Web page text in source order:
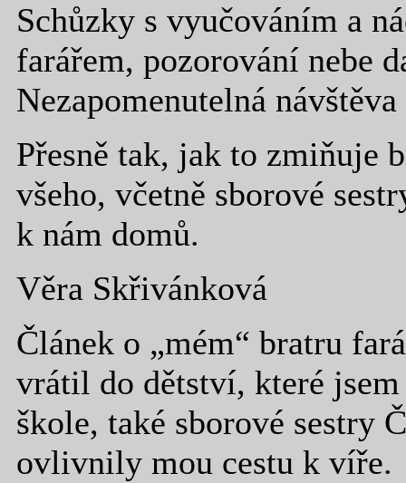
Schůzky s vyučováním a
farářem, pozorování nebe
Nezapomenutelná
Přesně tak, jak to zmiňuje
všeho, včetně sborové
k nám domů.
Věra Skřivánková
Článek o „mém“ bratru
vrátil do dětství, které
škole, také sborové sestry
ovlivnily mou cestu k víře.